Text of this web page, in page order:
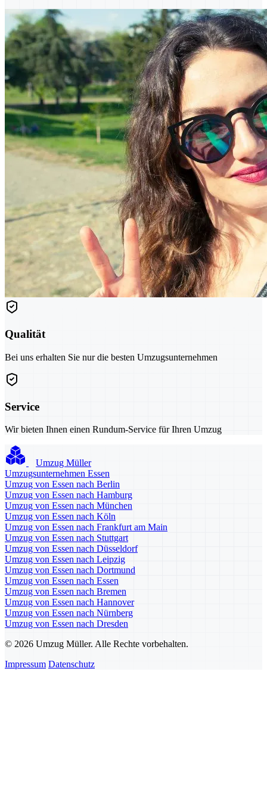
Qualität
Bei uns erhalten Sie nur die besten Umzugsunternehmen
Service
Wir bieten Ihnen einen Rundum-Service für Ihren Umzug
Umzug Müller
Umzugsunternehmen Essen
Umzug von Essen nach Berlin
Umzug von Essen nach Hamburg
Umzug von Essen nach München
Umzug von Essen nach Köln
Umzug von Essen nach Frankfurt am Main
Umzug von Essen nach Stuttgart
Umzug von Essen nach Düsseldorf
Umzug von Essen nach Leipzig
Umzug von Essen nach Dortmund
Umzug von Essen nach Essen
Umzug von Essen nach Bremen
Umzug von Essen nach Hannover
Umzug von Essen nach Nürnberg
Umzug von Essen nach Dresden
© 2026 Umzug Müller. Alle Rechte vorbehalten.
Impressum Datenschutz